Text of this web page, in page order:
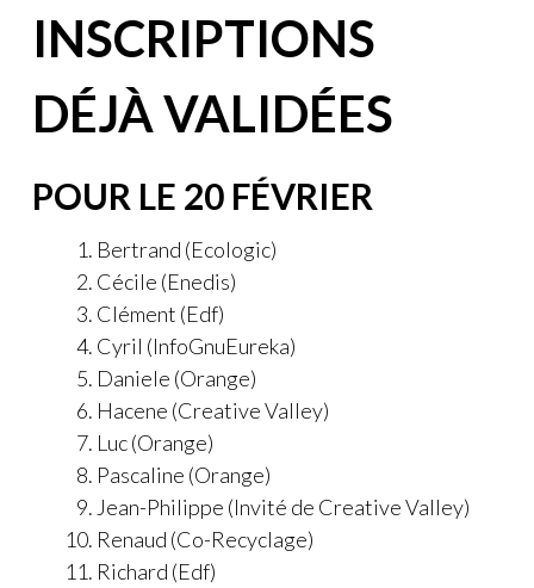
INSCRIPTIONS
DÉJÀ VALIDÉES
POUR LE 20 FÉVRIER
Bertrand (Ecologic)
Cécile (Enedis)
Clément (Edf)
Cyril (InfoGnuEureka)
Daniele (Orange)
Hacene (Creative Valley)
Luc (Orange)
Pascaline (Orange)
Jean-Philippe (Invité de Creative Valley)
Renaud (Co-Recyclage)
Richard (Edf)